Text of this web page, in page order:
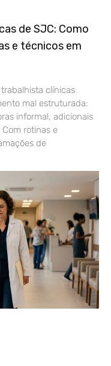
de SJC: Como
e técnicos em
clínicas
mal estruturada:
informal, adicionais
rotinas e
de